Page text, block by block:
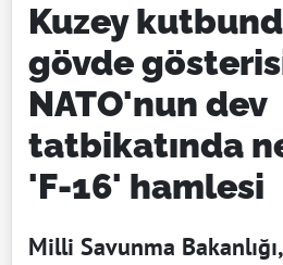
Kuzey
gövde
NATO'nun dev
tatbikatında
'F-16' hamlesi
Milli Savunma